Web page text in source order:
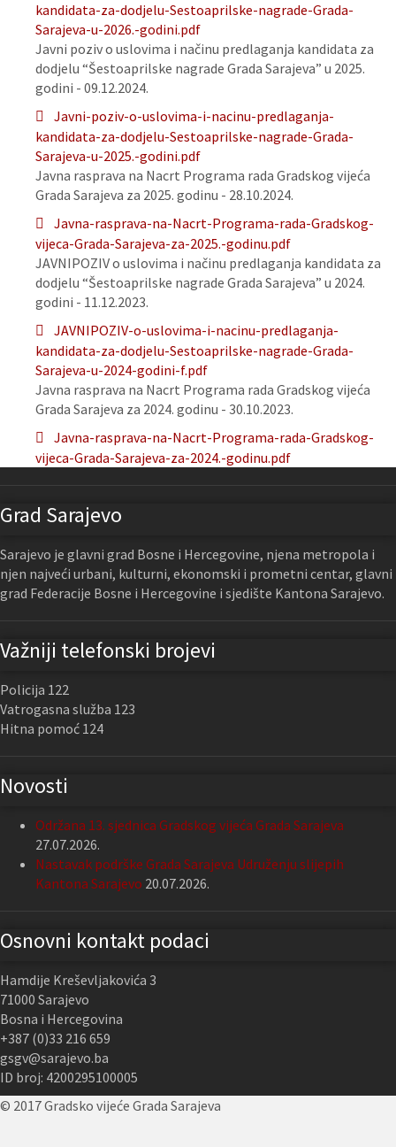
kandidata-za-dodjelu-Sestoaprilske-nagrade-Grada-
Sarajeva-u-2026.-godini.pdf
Javni poziv o uslovima i načinu predlaganja kandidata za
dodjelu “Šestoaprilske nagrade Grada Sarajeva” u 2025.
godini - 09.12.2024.
Javni-poziv-o-uslovima-i-nacinu-predlaganja-
kandidata-za-dodjelu-Sestoaprilske-nagrade-Grada-
Sarajeva-u-2025.-godini.pdf
Javna rasprava na Nacrt Programa rada Gradskog vijeća
Grada Sarajeva za 2025. godinu - 28.10.2024.
Javna-rasprava-na-Nacrt-Programa-rada-Gradskog-
vijeca-Grada-Sarajeva-za-2025.-godinu.pdf
JAVNIPOZIV o uslovima i načinu predlaganja kandidata za
dodjelu “Šestoaprilske nagrade Grada Sarajeva” u 2024.
godini - 11.12.2023.
JAVNIPOZIV-o-uslovima-i-nacinu-predlaganja-
kandidata-za-dodjelu-Sestoaprilske-nagrade-Grada-
Sarajeva-u-2024-godini-f.pdf
Javna rasprava na Nacrt Programa rada Gradskog vijeća
Grada Sarajeva za 2024. godinu - 30.10.2023.
Javna-rasprava-na-Nacrt-Programa-rada-Gradskog-
vijeca-Grada-Sarajeva-za-2024.-godinu.pdf
Grad Sarajevo
Sarajevo je glavni grad Bosne i Hercegovine, njena metropola i
njen najveći urbani, kulturni, ekonomski i prometni centar, glavni
grad Federacije Bosne i Hercegovine i sjedište Kantona Sarajevo.
Važniji telefonski brojevi
Policija 122
Vatrogasna služba 123
Hitna pomoć 124
Novosti
Održana 13. sjednica Gradskog vijeća Grada Sarajeva
27.07.2026.
Nastavak podrške Grada Sarajeva Udruženju slijepih
Kantona Sarajevo 20.07.2026.
Osnovni kontakt podaci
Hamdije Kreševljakovića 3
71000 Sarajevo
Bosna i Hercegovina
+387 (0)33 216 659
gsgv@sarajevo.ba
ID broj: 4200295100005
© 2017 Gradsko vijeće Grada Sarajeva